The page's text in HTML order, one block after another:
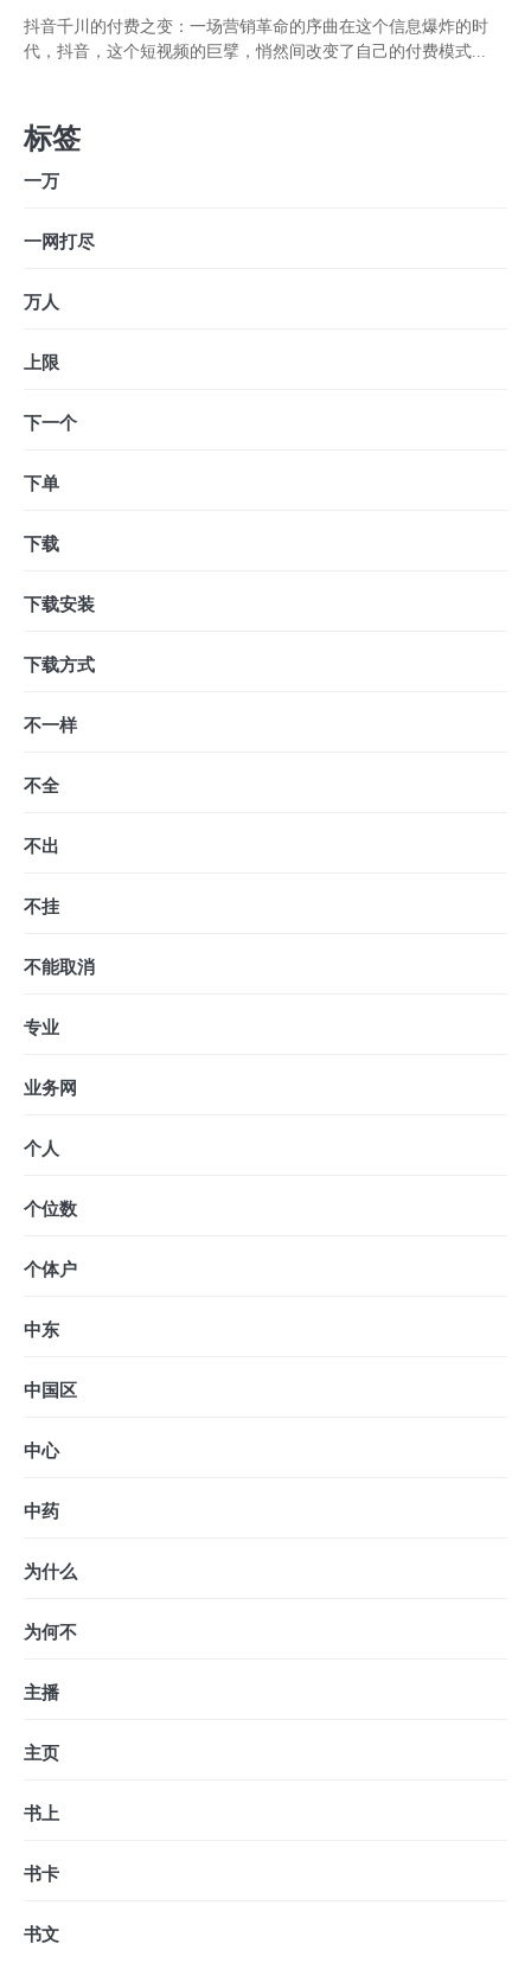
抖音千川的付费之变：一场营销革命的序曲在这个信息爆炸的时
代，抖音，这个短视频的巨擘，悄然间改变了自己的付费模式...
标签
一万
一网打尽
万人
上限
下一个
下单
下载
下载安装
下载方式
不一样
不全
不出
不挂
不能取消
专业
业务网
个人
个位数
个体户
中东
中国区
中心
中药
为什么
为何不
主播
主页
书上
书卡
书文